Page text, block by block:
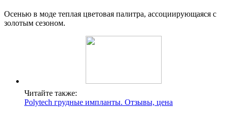
Осенью в моде теплая цветовая палитра, ассоциирующаяся с
золотым сезоном.
Читайте также:
Polytech грудные импланты. Отзывы, цена